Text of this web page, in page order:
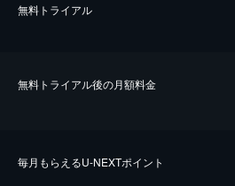
無料トライアル
無料トライアル後の⽉額料金
毎⽉もらえるU-NEXTポイント